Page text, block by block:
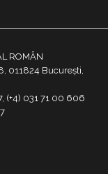
ROMÂN
011824 București,
(+4) 031 71 00 606